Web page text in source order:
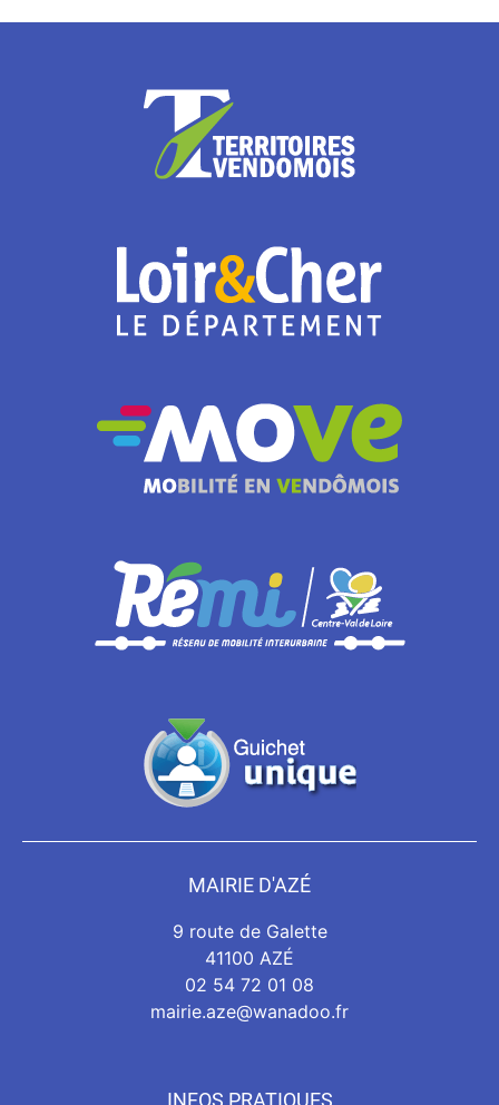
MAIRIE D'AZÉ
9 route de Galette
41100 AZÉ
02 54 72 01 08
mairie.aze@wanadoo.fr
INFOS PRATIQUES